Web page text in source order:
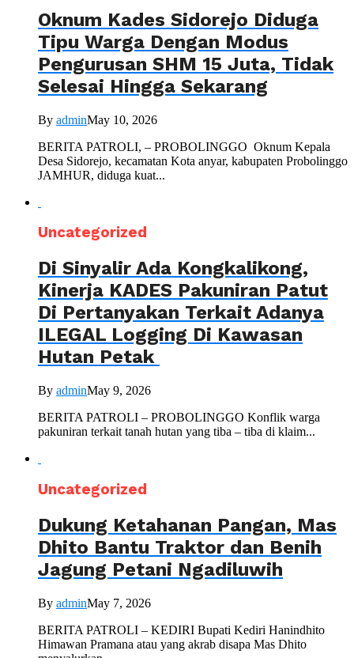
Oknum Kades Sidorejo Diduga
Tipu Warga Dengan Modus
Pengurusan SHM 15 Juta, Tidak
Selesai Hingga Sekarang
By adminMay 10, 2026
BERITA PATROLI, – PROBOLINGGO Oknum Kepala
Desa Sidorejo, kecamatan Kota anyar, kabupaten Probolinggo
JAMHUR, diduga kuat...
Uncategorized
Di Sinyalir Ada Kongkalikong,
Kinerja KADES Pakuniran Patut
Di Pertanyakan Terkait Adanya
ILEGAL Logging Di Kawasan
Hutan Petak
By adminMay 9, 2026
BERITA PATROLI – PROBOLINGGO Konflik warga
pakuniran terkait tanah hutan yang tiba – tiba di klaim...
Uncategorized
Dukung Ketahanan Pangan, Mas
Dhito Bantu Traktor dan Benih
Jagung Petani Ngadiluwih
By adminMay 7, 2026
BERITA PATROLI – KEDIRI Bupati Kediri Hanindhito
Himawan Pramana atau yang akrab disapa Mas Dhito